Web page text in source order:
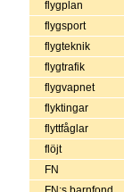
flygplan
flygsport
flygteknik
flygtrafik
flygvapnet
flyktingar
flyttfåglar
flöjt
FN